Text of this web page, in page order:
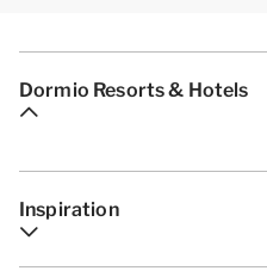
Dormio Resorts & Hotels
Inspiration